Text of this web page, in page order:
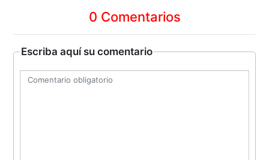
0 Comentarios
Escriba aquí su comentario